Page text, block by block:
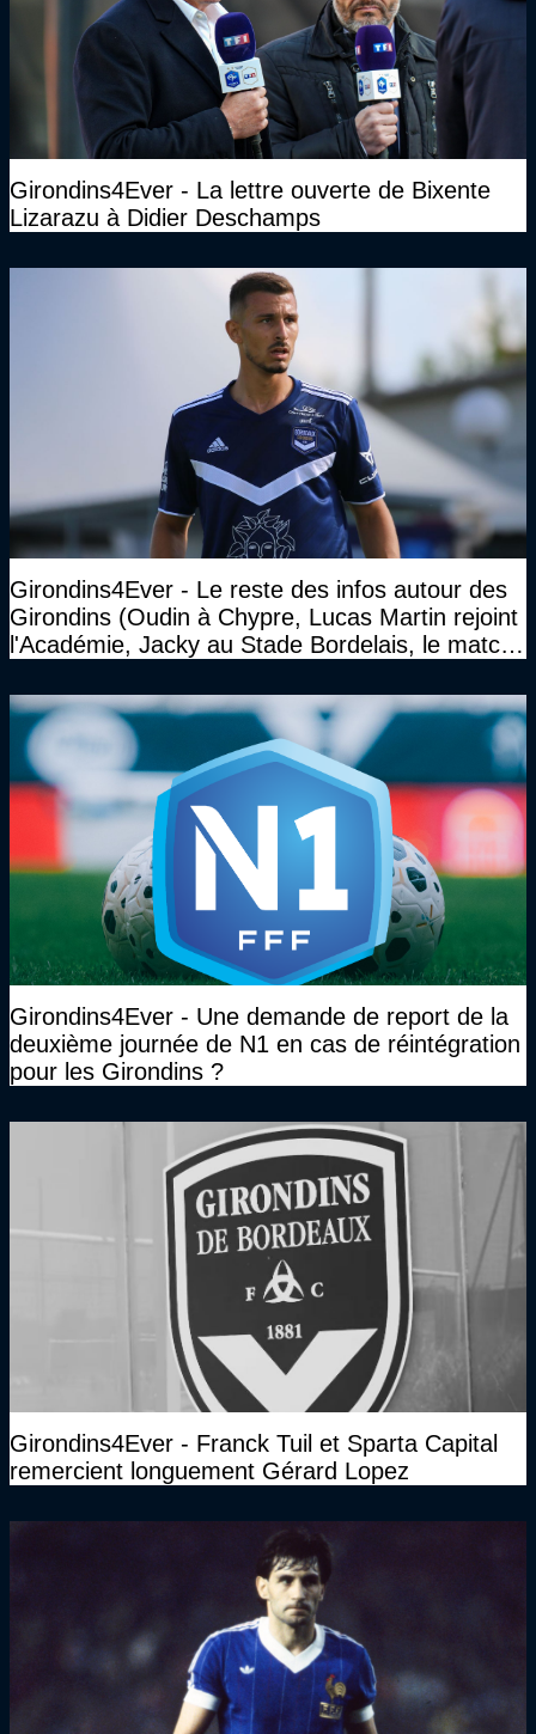
Girondins4Ever - La lettre ouverte de Bixente
Lizarazu à Didier Deschamps
Girondins4Ever - Le reste des infos autour des
Girondins (Oudin à Chypre, Lucas Martin rejoint
l'Académie, Jacky au Stade Bordelais, le match
Girondins4Ever - Une demande de report de la
deuxième journée de N1 en cas de réintégration
pour les Girondins ?
Girondins4Ever - Franck Tuil et Sparta Capital
remercient longuement Gérard Lopez